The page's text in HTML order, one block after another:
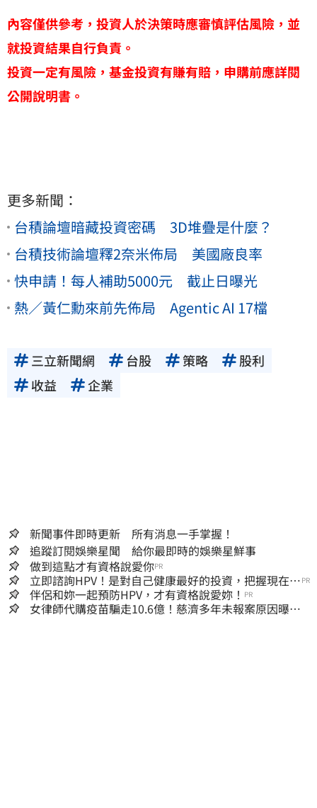
內容僅供參考，投資人於決策時應審慎評估風險，並
就投資結果自行負責。
投資一定有風險，基金投資有賺有賠，申購前應詳閱
公開說明書。
更多新聞：
台積論壇暗藏投資密碼 3D堆疊是什麼？
台積技術論壇釋2奈米佈局 美國廠良率
快申請！每人補助5000元 截止日曝光
熱／黃仁勳來前先佈局 Agentic AI 17檔
三立新聞網 台股 策略
股利
收益
企業
新聞事件即時更新 所有消息一手掌握！
追蹤訂閱娛樂星聞 給你最即時的娛樂星鮮事
做到這點才有資格說愛你PR
立即諮詢HPV！是對自己健康最好的投資，把握現在不
嫌晚！
PR
伴侶和妳一起預防HPV，才有資格說愛妳！ PR
女律師代購疫苗騙走10.6億！慈濟多年未報案原因曝：